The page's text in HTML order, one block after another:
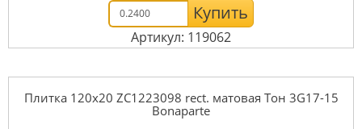
Купить
Артикул: 119062
Плитка 120x20 ZC1223098 rect. матовая Тон 3G17-15
Bonaparte